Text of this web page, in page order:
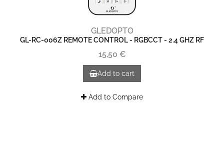
GLEDOPTO
GL-RC-006Z REMOTE CONTROL - RGBCCT - 2.4 GHZ RF
15,50 €
Add to cart
Add to Compare